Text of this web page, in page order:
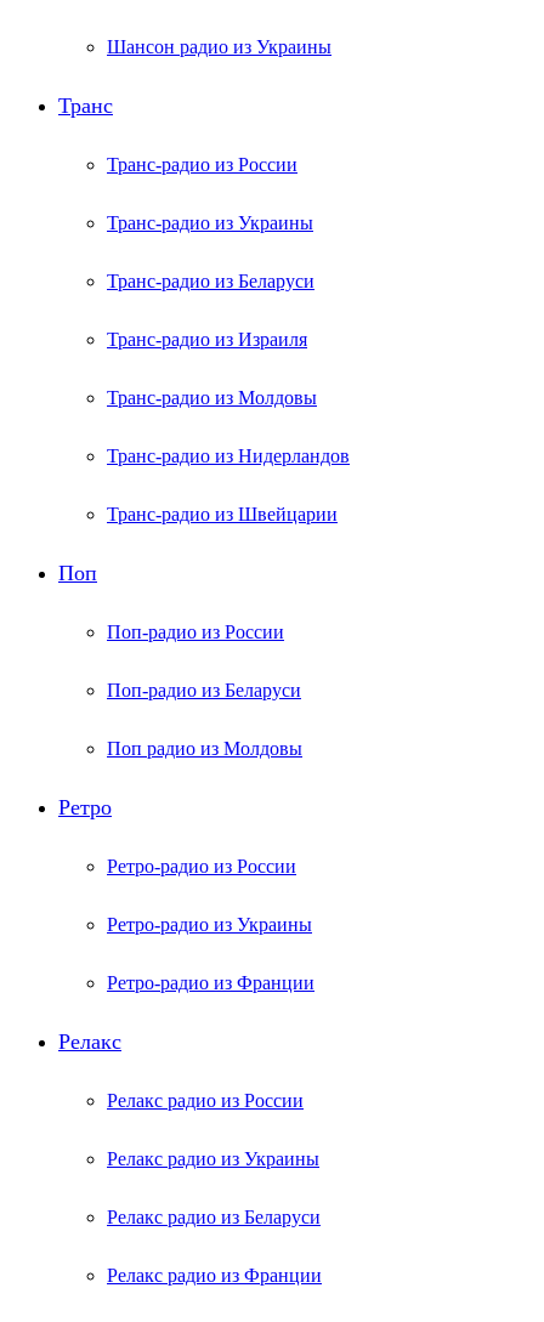
Шансон радио из Украины
Транс
Транс-радио из России
Транс-радио из Украины
Транс-радио из Беларуси
Транс-радио из Израиля
Транс-радио из Молдовы
Транс-радио из Нидерландов
Транс-радио из Швейцарии
Поп
Поп-радио из России
Поп-радио из Беларуси
Поп радио из Молдовы
Ретро
Ретро-радио из России
Ретро-радио из Украины
Ретро-радио из Франции
Релакс
Релакс радио из России
Релакс радио из Украины
Релакс радио из Беларуси
Релакс радио из Франции